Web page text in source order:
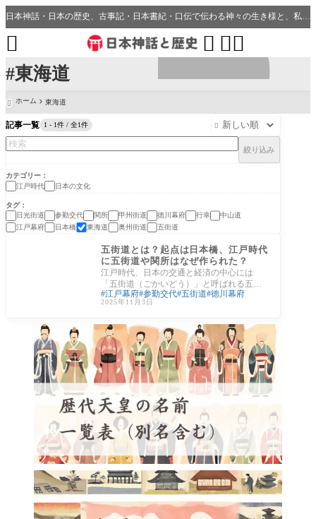
#東海道
日本神話・日本の歴史、古事記・日本書紀・口伝で伝わる神々の生き様と、私たちの分野・生活、開運、神社との繋がり
 

 ホーム 東海道
記事一覧 1 - 1件 / 全1件 
絞り込み
カテゴリー
江戸時代
日本の文化
タグ
日光街道
参勤交代 関所 甲州街道 徳川幕府 行幸
中山道
江戸幕府
日本橋 東海道 奥州街道 五街道
日本の文化
五街道とは？起点は日本橋、江戸時代
に五街道や関所はなぜ作られた？
江戸時代、日本の交通と経済の中心には
「五街道（ごかいどう）」と呼ばれる五つ
の主要街道がありました。すべての起点は
江戸・日
江戸幕府 参勤交代 五街道 徳川幕府
2025年11月3日